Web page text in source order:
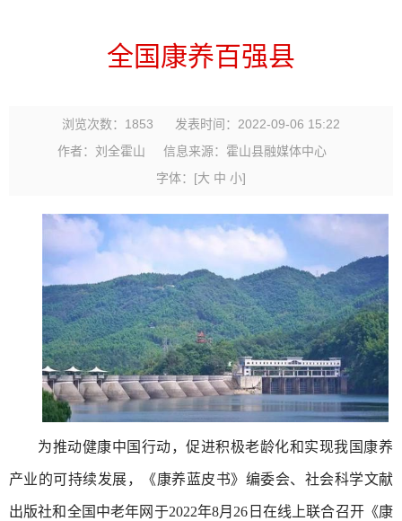
全国康养百强县
浏览次数： 1853
发表时间：2022-09-06 15:22
作者：刘全霍山
信息来源：霍山县融媒体中心
字体： [大 中 小]
为推动健康中国行动，促进积极老龄化和实现我国康养
产业的可持续发展，《康养蓝皮书》编委会、社会科学文献
出版社和全国中老年网于2022年8月26日在线上联合召开《康